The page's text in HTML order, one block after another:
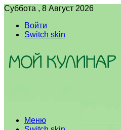
Суббота , 8 Август 2026
Войти
Switch skin
Меню